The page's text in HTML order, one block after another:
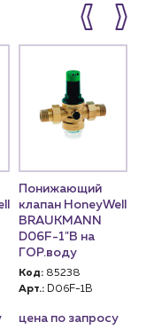
Понижающий
клапан HoneyWell
BRAUKMANN
D06F-1"B на
ГОР.воду
Код: 85238
Арт.: D06F-1B
цена по запросу